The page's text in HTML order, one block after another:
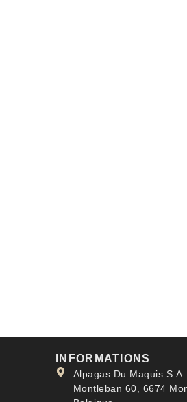
INFORMATIONS
Alpagas Du Maquis S.A.
Montleban 60, 6674